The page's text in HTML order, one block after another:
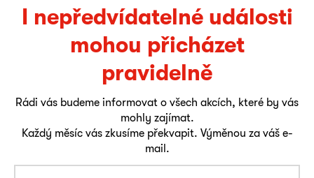
I nepředvídatelné události
mohou přicházet
pravidelně
Rádi vás budeme informovat o všech akcích, které by vás
mohly zajímat.
Každý měsíc vás zkusíme překvapit. Výměnou za váš e-
mail.